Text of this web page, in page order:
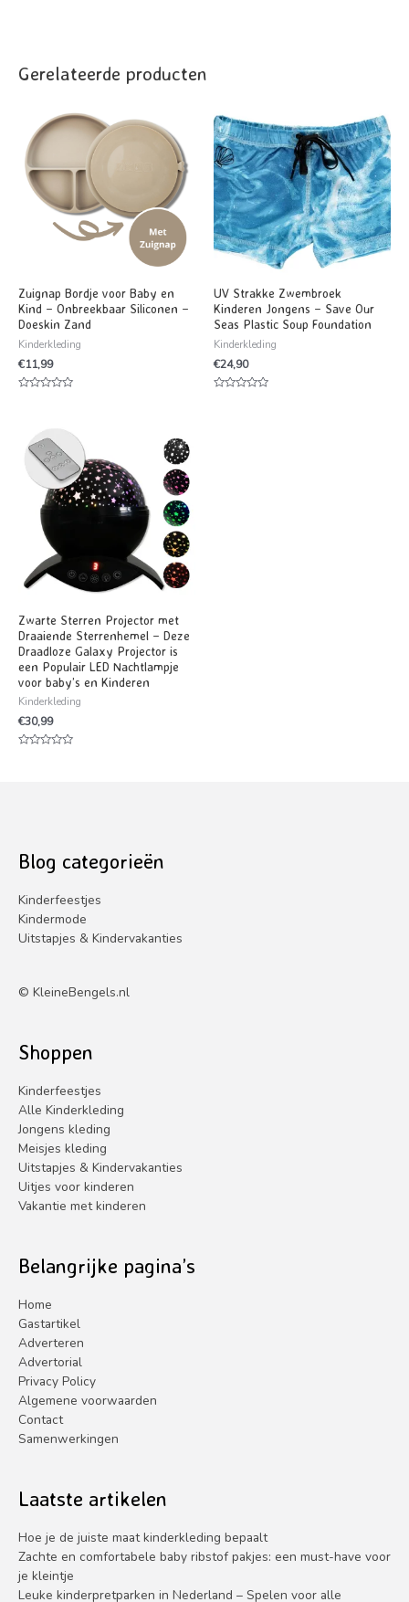
Gerelateerde producten
Zuignap Bordje voor Baby en
Kind – Onbreekbaar Siliconen –
Doeskin Zand
Kinderkleding
€11,99
UV Strakke Zwembroek
Kinderen Jongens – Save Our
Seas Plastic Soup Foundation
Kinderkleding
€24,90
Zwarte Sterren Projector met
Draaiende Sterrenhemel – Deze
Draadloze Galaxy Projector is
een Populair LED Nachtlampje
voor baby’s en Kinderen
Kinderkleding
€30,99
Blog categorieën
Kinderfeestjes
Kindermode
Uitstapjes & Kindervakanties
© KleineBengels.nl
Shoppen
Kinderfeestjes
Alle Kinderkleding
Jongens kleding
Meisjes kleding
Uitstapjes & Kindervakanties
Uitjes voor kinderen
Vakantie met kinderen
Belangrijke pagina’s
Home
Gastartikel
Adverteren
Advertorial
Privacy Policy
Algemene voorwaarden
Contact
Samenwerkingen
Laatste artikelen
Hoe je de juiste maat kinderkleding bepaalt
Zachte en comfortabele baby ribstof pakjes: een must-have voor
je kleintje
Leuke kinderpretparken in Nederland – Spelen voor alle